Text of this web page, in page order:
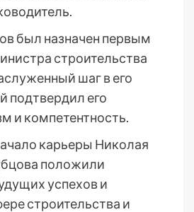
был назначен первым
строительства
шаг в его
подтвердил его
и компетентность.
карьеры Николая
положили
успехов и
строительства и